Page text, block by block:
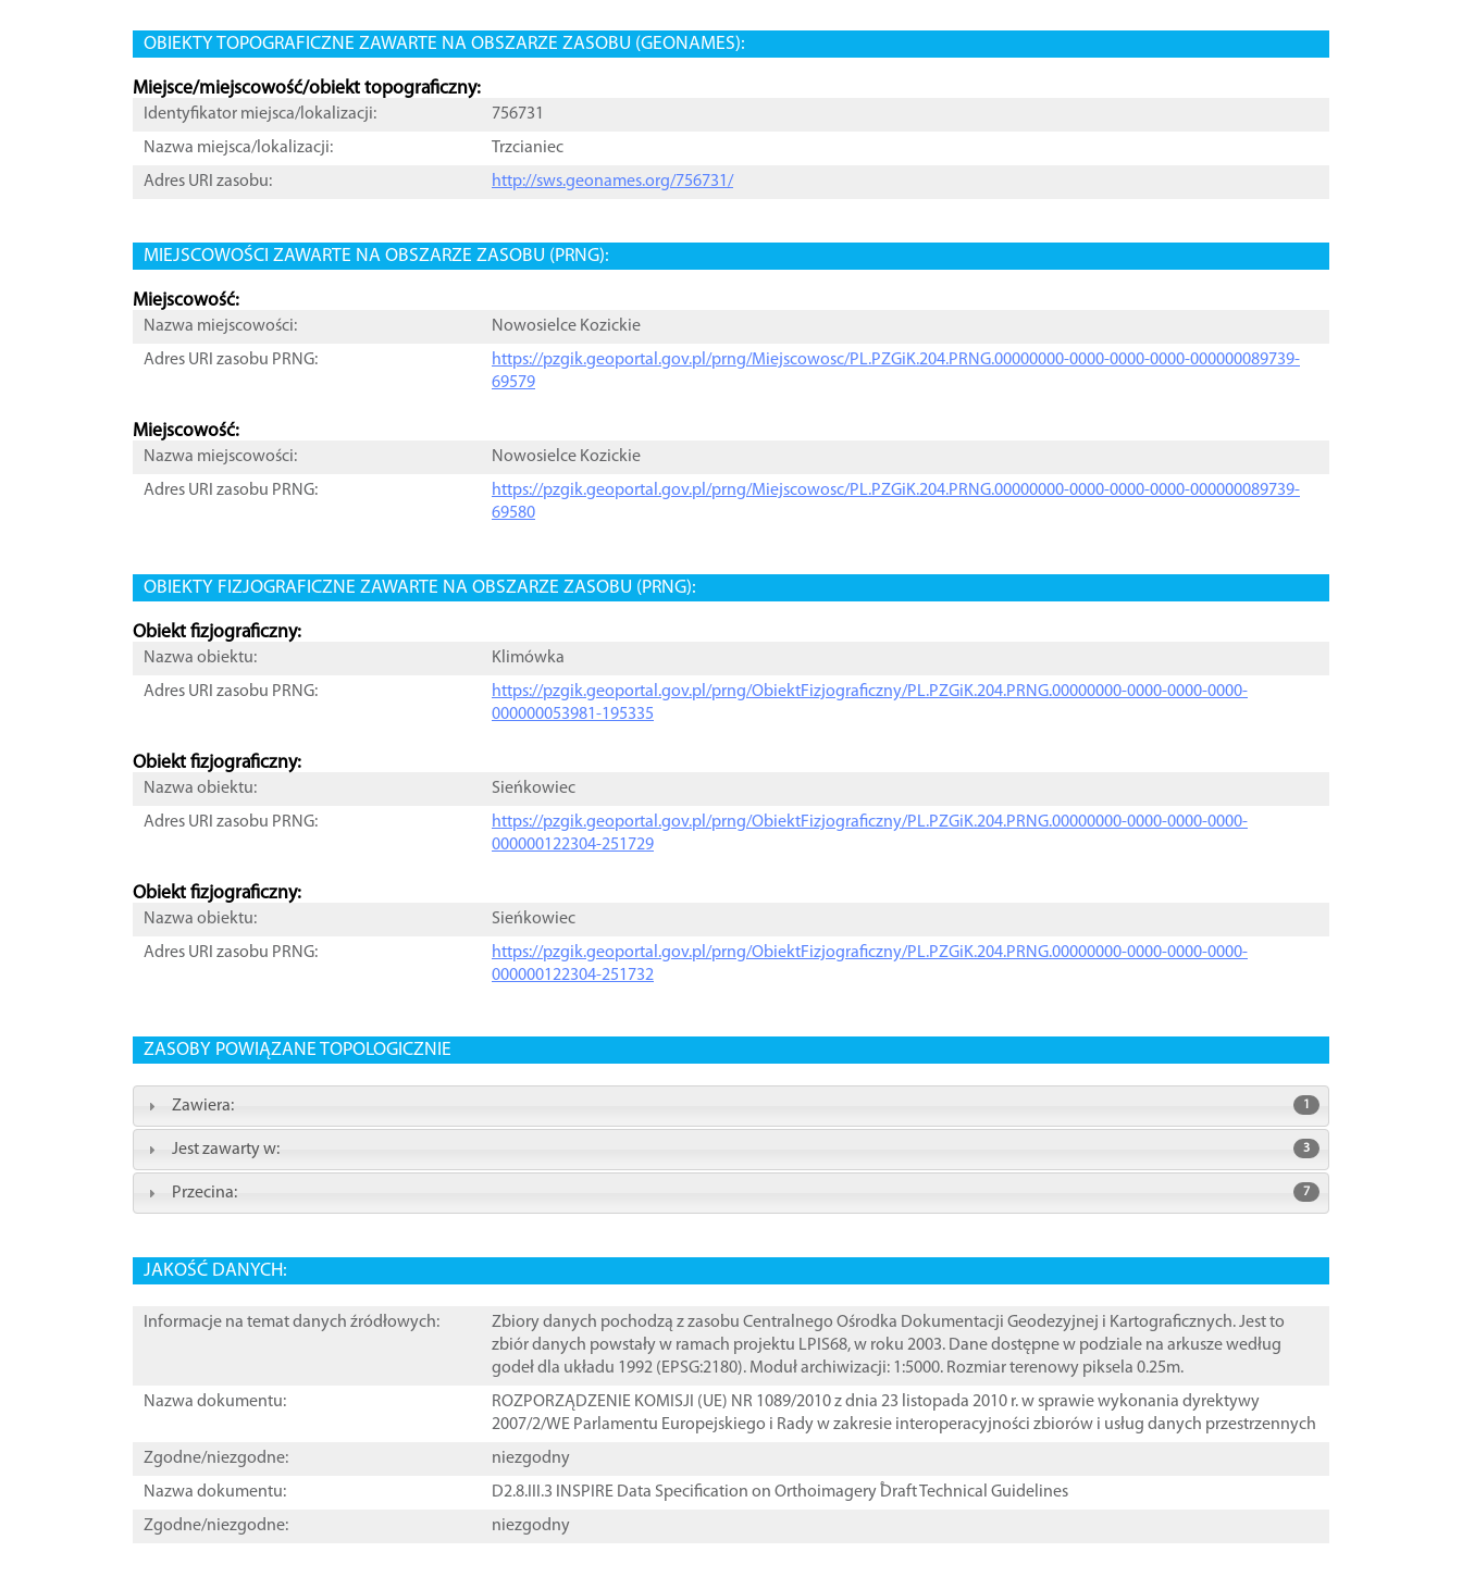
OBIEKTY TOPOGRAFICZNE ZAWARTE NA OBSZARZE ZASOBU (GEONAMES):
Miejsce/miejscowość/obiekt topograficzny:
Identyfikator miejsca/lokalizacji:
756731
Nazwa miejsca/lokalizacji:
Trzcianiec
Adres URI zasobu:
http://sws.geonames.org/756731/
MIEJSCOWOŚCI ZAWARTE NA OBSZARZE ZASOBU (PRNG):
Miejscowość:
Nazwa miejscowości:
Nowosielce Kozickie
Adres URI zasobu PRNG:
https://pzgik.geoportal.gov.pl/prng/Miejscowosc/PL.PZGiK.204.PRNG.00000000-0000-0000-0000-000000089739-
69579
Miejscowość:
Nazwa miejscowości:
Nowosielce Kozickie
Adres URI zasobu PRNG:
https://pzgik.geoportal.gov.pl/prng/Miejscowosc/PL.PZGiK.204.PRNG.00000000-0000-0000-0000-000000089739-
69580
OBIEKTY FIZJOGRAFICZNE ZAWARTE NA OBSZARZE ZASOBU (PRNG):
Obiekt fizjograficzny:
Nazwa obiektu:
Klimówka
Adres URI zasobu PRNG:
https://pzgik.geoportal.gov.pl/prng/ObiektFizjograficzny/PL.PZGiK.204.PRNG.00000000-0000-0000-0000-
000000053981-195335
Obiekt fizjograficzny:
Nazwa obiektu:
Sieńkowiec
Adres URI zasobu PRNG:
https://pzgik.geoportal.gov.pl/prng/ObiektFizjograficzny/PL.PZGiK.204.PRNG.00000000-0000-0000-0000-
000000122304-251729
Obiekt fizjograficzny:
Nazwa obiektu:
Sieńkowiec
Adres URI zasobu PRNG:
https://pzgik.geoportal.gov.pl/prng/ObiektFizjograficzny/PL.PZGiK.204.PRNG.00000000-0000-0000-0000-
000000122304-251732
ZASOBY POWIĄZANE TOPOLOGICZNIE
Zawiera: 1
Jest zawarty w: 3
Przecina: 7
JAKOŚĆ DANYCH:
Informacje na temat danych źródłowych:
Zbiory danych pochodzą z zasobu Centralnego Ośrodka Dokumentacji Geodezyjnej i Kartograficznych. Jest to
zbiór danych powstały w ramach projektu LPIS68, w roku 2003. Dane dostępne w podziale na arkusze według
godeł dla układu 1992 (EPSG:2180). Moduł archiwizacji: 1:5000. Rozmiar terenowy piksela 0.25m.
Nazwa dokumentu:
ROZPORZĄDZENIE KOMISJI (UE) NR 1089/2010 z dnia 23 listopada 2010 r. w sprawie wykonania dyrektywy
2007/2/WE Parlamentu Europejskiego i Rady w zakresie interoperacyjności zbiorów i usług danych przestrzennych
Zgodne/niezgodne:
niezgodny
Nazwa dokumentu:
D2.8.III.3 INSPIRE Data Specification on Orthoimagery ֠Draft Technical Guidelines
Zgodne/niezgodne:
niezgodny